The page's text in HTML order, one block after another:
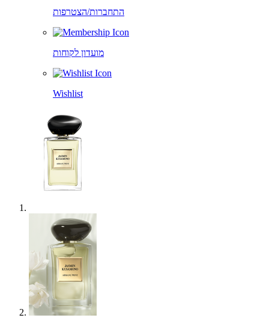
התחברות/הצטרפות
מועדון לקוחות
Wishlist